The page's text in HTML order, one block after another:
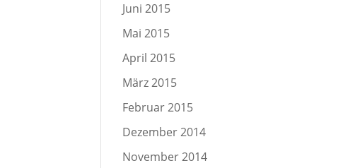
Juni 2015
Mai 2015
April 2015
März 2015
Februar 2015
Dezember 2014
November 2014